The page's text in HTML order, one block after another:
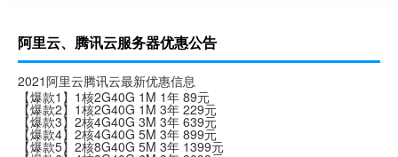
阿里云、腾讯云服务器优惠公告
2021阿里云腾讯云最新优惠信息
【爆款1】1核2G40G 1M 1年 89元
【爆款2】1核2G40G 1M 3年 229元
【爆款3】2核4G40G 3M 3年 639元
【爆款4】2核4G40G 5M 3年 899元
【爆款5】2核8G40G 5M 3年 1399元